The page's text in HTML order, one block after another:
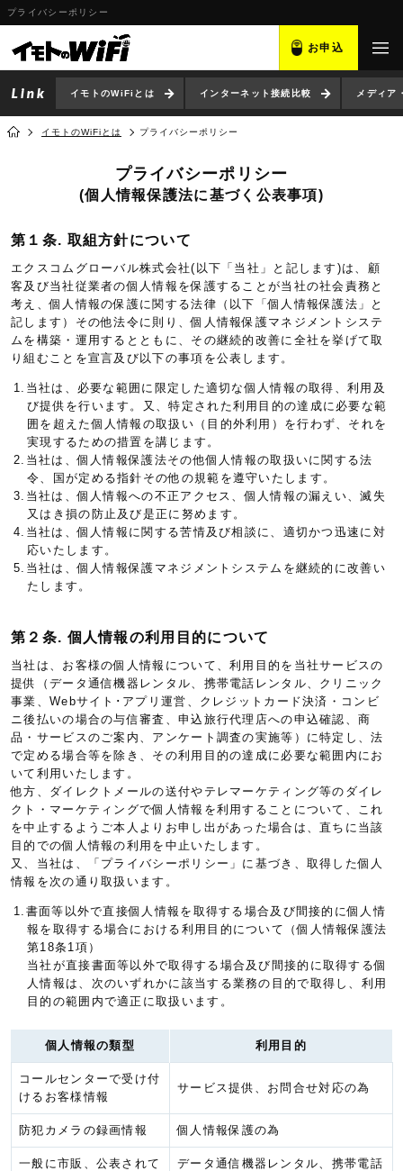
プライバシーポリシー
お申込
イモトのWiFiとは インターネット接続比較 メディア
イモトのWiFiとは プライバシーポリシー
プライバシーポリシー
(個人情報保護法に基づく公表事項)
第１条. 取組方針について
エクスコムグローバル株式会社(以下「当社」と記します)は、顧
客及び当社従業者の個人情報を保護することが当社の社会責務と
考え、個人情報の保護に関する法律（以下「個人情報保護法」と
記します）その他法令に則り、個人情報保護マネジメントシステ
ムを構築・運用するとともに、その継続的改善に全社を挙げて取
り組むことを宣言及び以下の事項を公表します。
1.当社は、必要な範囲に限定した適切な個人情報の取得、利用及
び提供を行います。又、特定された利用目的の達成に必要な範
囲を超えた個人情報の取扱い（目的外利用）を行わず、それを
実現するための措置を講じます。
2.当社は、個人情報保護法その他個人情報の取扱いに関する法
令、国が定める指針その他の規範を遵守いたします。
3.当社は、個人情報への不正アクセス、個人情報の漏えい、滅失
又はき損の防止及び是正に努めます。
4.当社は、個人情報に関する苦情及び相談に、適切かつ迅速に対
応いたします。
5.当社は、個人情報保護マネジメントシステムを継続的に改善い
たします。
第２条. 個人情報の利用目的について
当社は、お客様の個人情報について、利用目的を当社サービスの
提供（データ通信機器レンタル、携帯電話レンタル、クリニック
事業、Webサイト･アプリ運営、クレジットカード決済・コンビ
ニ後払いの場合の与信審査、申込旅行代理店への申込確認、商
品・サービスのご案内、アンケート調査の実施等）に特定し、法
で定める場合等を除き、その利用目的の達成に必要な範囲内にお
いて利用いたします。
他方、ダイレクトメールの送付やテレマーケティング等のダイレ
クト・マーケティングで個人情報を利用することについて、これ
を中止するようご本人よりお申し出があった場合は、直ちに当該
目的での個人情報の利用を中止いたします。
又、当社は、「プライバシーポリシー」に基づき、取得した個人
情報を次の通り取扱います。
1.書面等以外で直接個人情報を取得する場合及び間接的に個人情
報を取得する場合における利用目的について（個人情報保護法
第18条1項）
当社が直接書面等以外で取得する場合及び間接的に取得する個
人情報は、次のいずれかに該当する業務の目的で取得し、利用
目的の範囲内で適正に取扱います。
個人情報の類型 利用目的
コールセンターで受け付
けるお客様情報
サービス提供、お問合せ対応の為
防犯カメラの録画情報 個人情報保護の為
一般に市販、公表されて
データ通信機器レンタル、携帯電話